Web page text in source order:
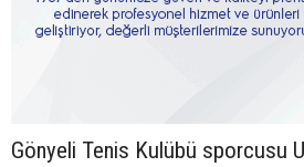
Gönyeli Tenis Kulübü sporcusu